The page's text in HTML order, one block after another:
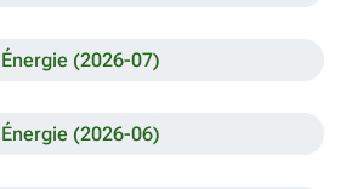
Énergie (2026-07)
Énergie (2026-06)